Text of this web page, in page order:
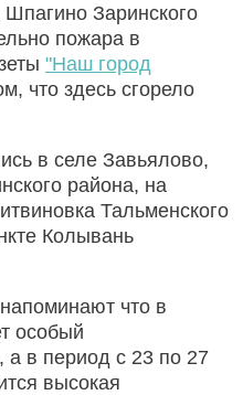
Заринского
пожара в
"Наш город
что здесь сгорело
в селе Завьялово,
района, на
Тальменского
Колывань
что в
особый
в период с 23 по 27
высокая